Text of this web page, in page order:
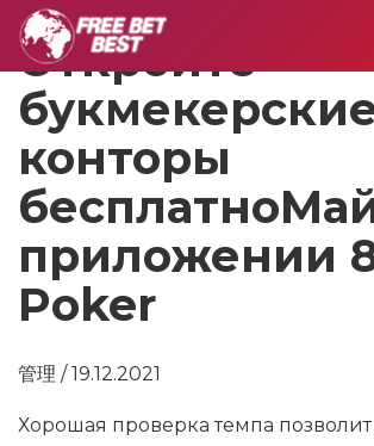
Откройте
конторы
приложении
Poker
管理 / 19.12.2021
Хорошая проверка темпа позволит